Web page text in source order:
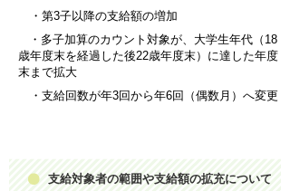
・第3子以降の支給額の増加
・多子加算のカウント対象が、大学生年代（18
歳年度末を経過した後22歳年度末）に達した年度
末まで拡大
・支給回数が年3回から年6回（偶数月）へ変更
支給対象者の範囲や支給額の拡充について